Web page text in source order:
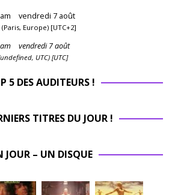
am vendredi 7 août
(Paris, Europe) [UTC+2]
am vendredi 7 août
UTC) [UTC]
5 DES AUDITEURS !
TITRES DU JOUR !
JOUR – UN DISQUE